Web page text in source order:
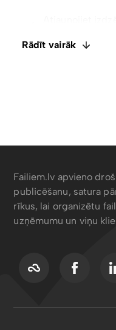
Rādīt vairāk
ietagošana
Failiem.lv apvieno
publicēšanu, satura
rīkus, lai organizētu
uzņēmumu un viņu